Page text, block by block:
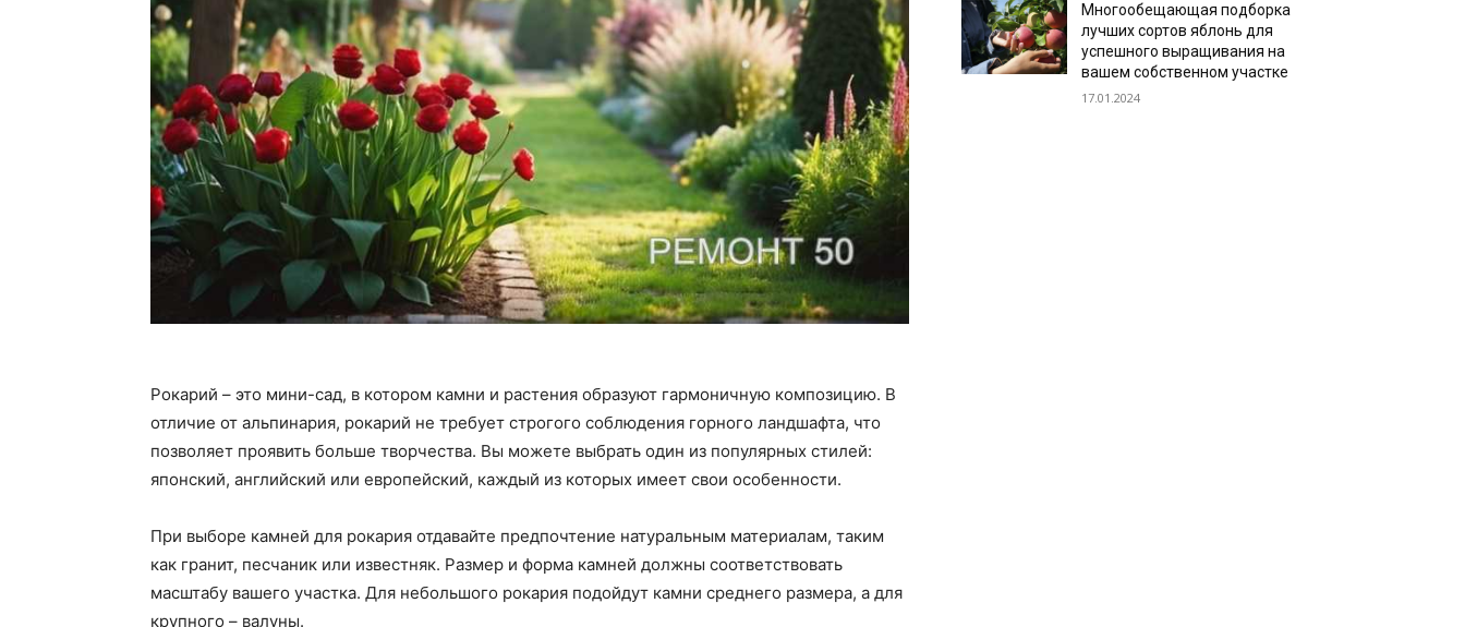
Рокарий – это мини-сад, в котором камни и растения образуют гармоничную композицию. В
отличие от альпинария, рокарий не требует строгого соблюдения горного ландшафта, что
позволяет проявить больше творчества. Вы можете выбрать один из популярных стилей:
японский, английский или европейский, каждый из которых имеет свои особенности.
При выборе камней для рокария отдавайте предпочтение натуральным материалам, таким
как гранит, песчаник или известняк. Размер и форма камней должны соответствовать
масштабу вашего участка. Для небольшого рокария подойдут камни среднего размера, а для
крупного – валуны.
Многообещающая подборка
лучших сортов яблонь для
успешного выращивания на
вашем собственном участке
17.01.2024